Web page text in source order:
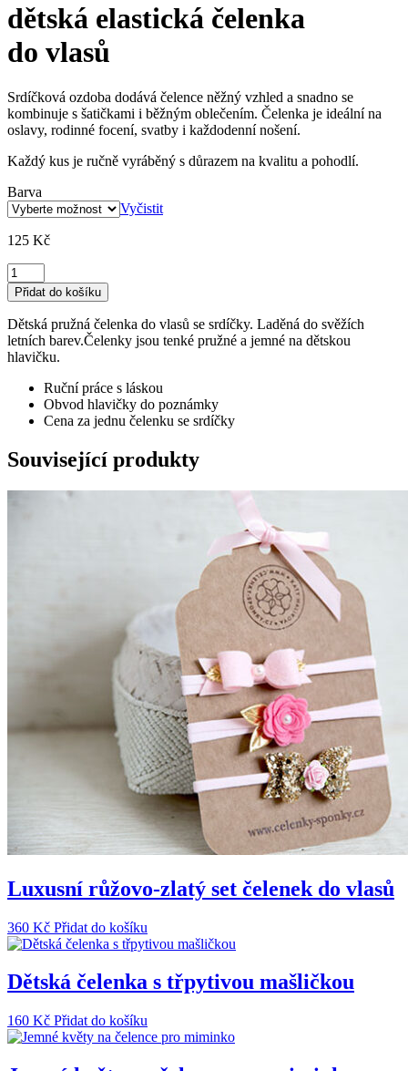
dětská elastická čelenka
do vlasů
Srdíčková ozdoba dodává čelence něžný vzhled a snadno se
kombinuje s šatičkami i běžným oblečením. Čelenka je ideální na
oslavy, rodinné focení, svatby i každodenní nošení.
Každý kus je ručně vyráběný s důrazem na kvalitu a pohodlí.
Barva
Vyčistit
125 Kč
dětská
elastická
čelenka
do
vlasů
množství
Přidat do košíku
Dětská pružná čelenka do vlasů se srdíčky. Laděná do svěžích
letních barev.Čelenky jsou tenké pružné a jemné na dětskou
hlavičku.
Ruční práce s láskou
Obvod hlavičky do poznámky
Cena za jednu čelenku se srdíčky
Související produkty
Luxusní růžovo-zlatý set čelenek do vlasů
360 Kč Přidat do košíku
Dětská čelenka s třpytivou mašličkou
160 Kč Přidat do košíku